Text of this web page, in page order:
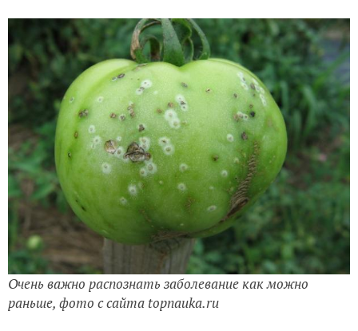
Очень важно распознать заболевание как можно
раньше, фото с сайта topnauka.ru